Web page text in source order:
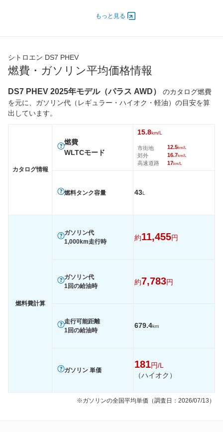
147.00 [200]/ 3,750 147.00 [200]/ 3,750
タイヤ
前輪サイズ 235/50R19 235/50R19
後輪サイズ 235/50R19 235/50R19
燃費
WLTC
12.5km/L
16.7km/L 16.7km/L
17km/L
-
もっと見る
シトロエン DS7 PHEV
燃費・ガソリン平均価格情報
DS7 PHEV 2025年モデル（パラス AWD）
のカタログ燃費
を元に、ガソリン代（レギュラー・ハイオク・軽油）の目安を算
出しています。
カタログ情報
燃費
WLTCモード
15.8km/L
市街地
郊外
高速道路
12.5km/L
16.7km/L
17km/L
燃料タンク容量 43L
燃料費計算
ガソリン代
1,000km走行時
約11,455円
ガソリン代
1回の給油時
約7,783円
走行可能距離
1回の給油時
679.4km
ガソリン 単価
181円/L
（ハイオク）
※ガソリンの全国平均単価（調査日：2026/07/13）